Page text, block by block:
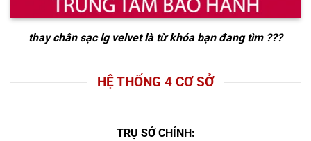
thay chân sạc lg velvetlà từ khóa bạn đang tìm ???
HỆ THỐNG 4 CƠ SỞ
TRỤ SỞ CHÍNH: